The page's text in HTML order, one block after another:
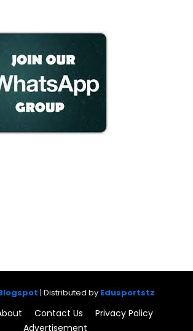
| Distributed by Edusportstz
Contact Us
Privacy Policy
Advertisement